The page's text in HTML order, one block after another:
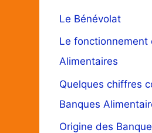
Le Bénévolat
Le fonctionnement
Alimentaires
Quelques chiffres
Banques
Origine des